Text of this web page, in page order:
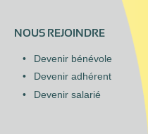
NOUS REJOINDRE
Devenir bénévole
Devenir adhérent
Devenir salarié